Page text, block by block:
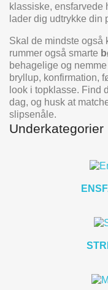
klassiske, ensfarvede
lader dig udtrykke din
Skal de mindste også
rummer også smarte
behagelige og
bryllup, konfirmation,
look i topklasse. Find
dag, og husk at
slipsenåle.
Underkategorier